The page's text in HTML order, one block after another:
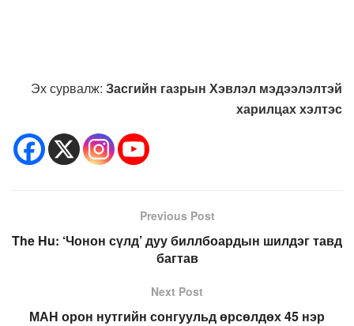
Эх сурвалж: Засгийн газрын Хэвлэл мэдээлэлтэй
харилцах хэлтэс
Previous Post
The Hu: ‘Чонон сүлд’ дуу биллбоардын шилдэг тавд
багтав
Next Post
МАН орон нутгийн сонгуульд өрсөлдөх 45 нэр